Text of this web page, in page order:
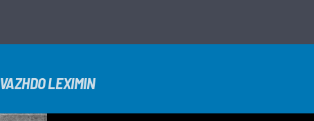
VAZHDO LEXIMIN